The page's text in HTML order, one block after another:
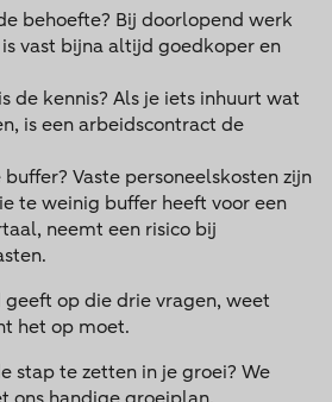
behoefte? Bij doorlopend werk
vast bijna altijd goedkoper en
de kennis? Als je iets inhuurt wat
is een arbeidscontract de
Vaste personeelskosten zijn
te weinig buffer heeft voor een
neemt een risico bij
op die drie vragen, weet
het op moet.
stap te zetten in je groei? We